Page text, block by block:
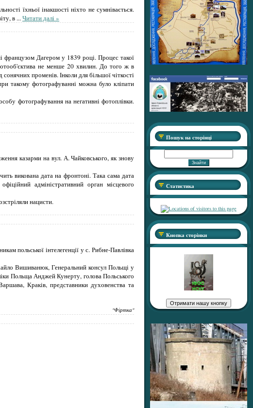
їхньої інакшості ніхто не сумнівається.
в ...Читати далі »
французом Дагером у 1839 році. Процес такої
не менше 20 хвилин. До того ж в
променів. Інколи для більшої чіткості
такому фотографуванні можна було кліпати
фотографування на негативні фотоплівки.
казарми на вул. А. Чайковського, як знову
викована дата на фронтоні. Така сама дата
адміністративний орган місцевого
нацисти.
польської інтелегенції у с. Рибне-Павлівка
Вишиванюк, Генеральний консул Польщі у
Польща Анджей Кунерту, голова Польського
Краків, представники духовенства та
"Фіртка"
Пошук на сторінці
Статистика
Кнопка сторінки